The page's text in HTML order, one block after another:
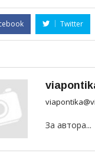
Twitter
За автора...